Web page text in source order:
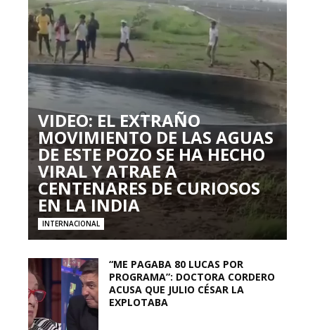
VIDEO: EL EXTRAÑO
MOVIMIENTO DE LAS AGUAS
DE ESTE POZO SE HA HECHO
VIRAL Y ATRAE A
CENTENARES DE CURIOSOS
EN LA INDIA
INTERNACIONAL
“ME PAGABA 80 LUCAS POR
PROGRAMA”: DOCTORA CORDERO
ACUSA QUE JULIO CÉSAR LA
EXPLOTABA